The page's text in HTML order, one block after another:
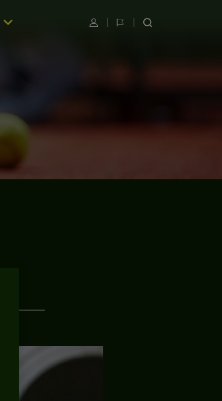
UtilisateurChangerRECHERCHER